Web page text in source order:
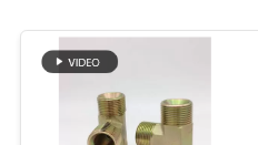
SITEMAP
PRIVACY